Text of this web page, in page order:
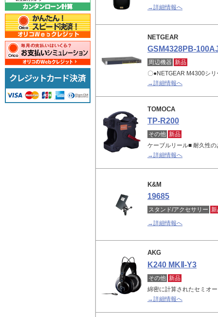
→詳細情報へ
NETGEAR
GSM4328PB-
周辺機器 新品
〇●NETGEAR M4300シ
→詳細情報へ
TOMOCA
TP-R200
その他 新品
ケーブルリール■ 耐久性
→詳細情報へ
K&M
19685
スタンド/アクセサリー
→詳細情報へ
AKG
K240 MKⅡ-Y3
その他 新品
綿密に計算されたセミオ
→詳細情報へ